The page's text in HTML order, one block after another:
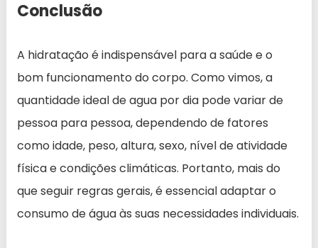
Conclusão
A hidratação é indispensável para a saúde e o
bom funcionamento do corpo. Como vimos, a
quantidade ideal de agua por dia pode variar de
pessoa para pessoa, dependendo de fatores
como idade, peso, altura, sexo, nível de atividade
física e condições climáticas. Portanto, mais do
que seguir regras gerais, é essencial adaptar o
consumo de água às suas necessidades individuais.